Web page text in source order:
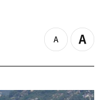
z
o
o
Z
o
i